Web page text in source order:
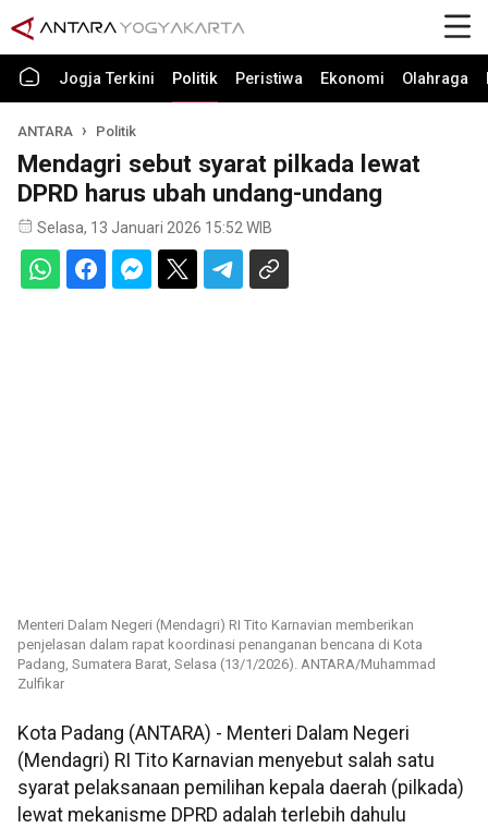
Jogja Terkini Politik Peristiwa Ekonomi Olahraga
ANTARA Politik
Mendagri sebut syarat pilkada lewat
DPRD harus ubah undang-undang
Selasa, 13 Januari 2026 15:52 WIB
Menteri Dalam Negeri (Mendagri) RI Tito Karnavian memberikan
penjelasan dalam rapat koordinasi penanganan bencana di Kota
Padang, Sumatera Barat, Selasa (13/1/2026). ANTARA/Muhammad
Zulfikar
Kota Padang (ANTARA) - Menteri Dalam Negeri
(Mendagri) RI Tito Karnavian menyebut salah satu
syarat pelaksanaan pemilihan kepala daerah (pilkada)
lewat mekanisme DPRD adalah terlebih dahulu